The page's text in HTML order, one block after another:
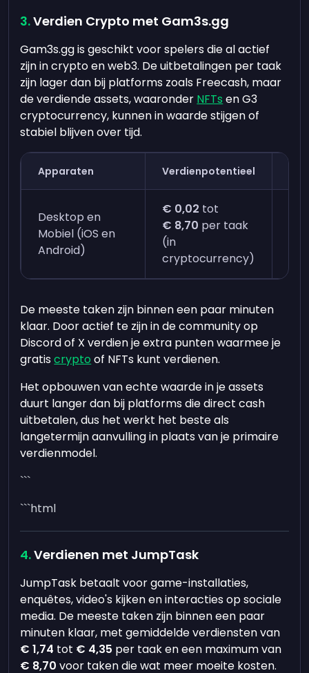
Verdien Crypto met Gam3s.gg
Gam3s.gg is geschikt voor spelers die al actief
zijn in crypto en web3. De uitbetalingen per taak
zijn lager dan bij platforms zoals Freecash, maar
de verdiende assets, waaronder NFTs en G3
cryptocurrency, kunnen in waarde stijgen of
stabiel blijven over tijd.
Apparaten Verdienpotentieel
Desktop en
Mobiel (iOS en
Android)
€ 0,02 tot
€ 8,70 per taak
(in
cryptocurrency)
De meeste taken zijn binnen een paar minuten
klaar. Door actief te zijn in de community op
Discord of X verdien je extra punten waarmee je
gratiscrypto of NFTs kunt verdienen.
Het opbouwen van echte waarde in je assets
duurt langer dan bij platforms die direct cash
uitbetalen, dus het werkt het beste als
langetermijn aanvulling in plaats van je primaire
verdienmodel.
```
```html
Verdienen met JumpTask
JumpTask betaalt voor game-installaties,
enquêtes, video's kijken en interacties op sociale
media. De meeste taken zijn binnen een paar
minuten klaar, met gemiddelde verdiensten van
€ 1,74 tot € 4,35 per taak en een maximum van
€ 8,70 voor taken die wat meer moeite kosten.